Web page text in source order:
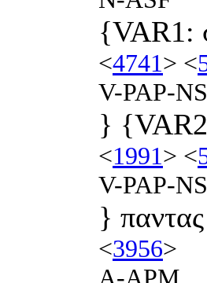
{VAR1:
<4741> <
V-PAP-
}
<1991> <
V-PAP-
} παντας
<3956>